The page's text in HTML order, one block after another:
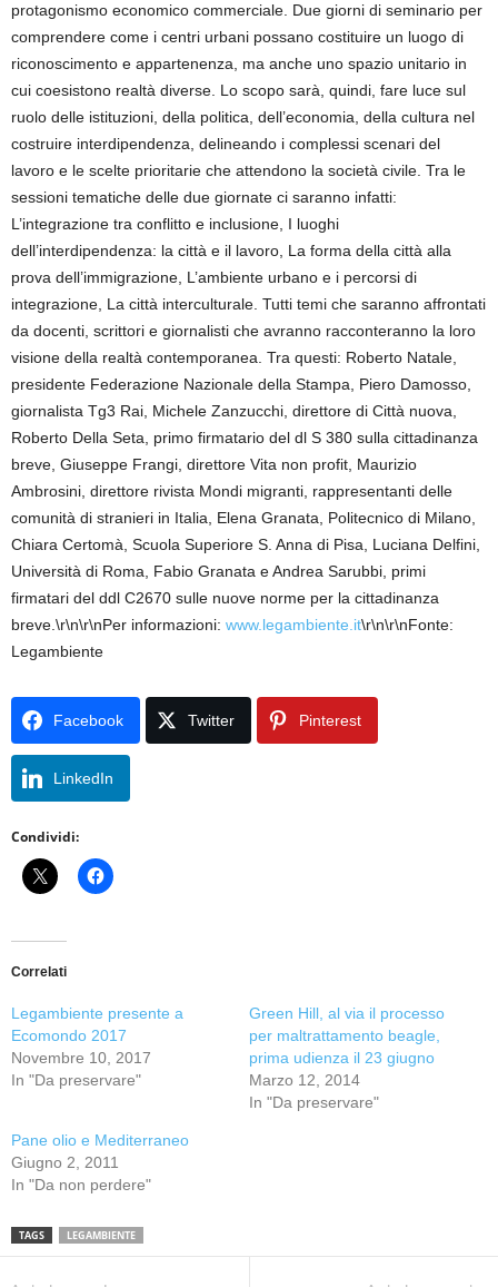
protagonismo economico commerciale. Due giorni di seminario per
comprendere come i centri urbani possano costituire un luogo di
riconoscimento e appartenenza, ma anche uno spazio unitario in
cui coesistono realtà diverse. Lo scopo sarà, quindi, fare luce sul
ruolo delle istituzioni, della politica, dell’economia, della cultura nel
costruire interdipendenza, delineando i complessi scenari del
lavoro e le scelte prioritarie che attendono la società civile. Tra le
sessioni tematiche delle due giornate ci saranno infatti:
L’integrazione tra conflitto e inclusione, I luoghi
dell’interdipendenza: la città e il lavoro, La forma della città alla
prova dell’immigrazione, L’ambiente urbano e i percorsi di
integrazione, La città interculturale. Tutti temi che saranno affrontati
da docenti, scrittori e giornalisti che avranno racconteranno la loro
visione della realtà contemporanea. Tra questi: Roberto Natale,
presidente Federazione Nazionale della Stampa, Piero Damosso,
giornalista Tg3 Rai, Michele Zanzucchi, direttore di Città nuova,
Roberto Della Seta, primo firmatario del dl S 380 sulla cittadinanza
breve, Giuseppe Frangi, direttore Vita non profit, Maurizio
Ambrosini, direttore rivista Mondi migranti, rappresentanti delle
comunità di stranieri in Italia, Elena Granata, Politecnico di Milano,
Chiara Certomà, Scuola Superiore S. Anna di Pisa, Luciana Delfini,
Università di Roma, Fabio Granata e Andrea Sarubbi, primi
firmatari del ddl C2670 sulle nuove norme per la cittadinanza
breve.\r\n\r\nPer informazioni: www.legambiente.it\r\n\r\nFonte:
Legambiente
Facebook Twitter Pinterest
LinkedIn
Condividi:
Correlati
Legambiente presente a
Ecomondo 2017
Novembre 10, 2017
In "Da preservare"
Green Hill, al via il processo
per maltrattamento beagle,
prima udienza il 23 giugno
Marzo 12, 2014
In "Da preservare"
Pane olio e Mediterraneo
Giugno 2, 2011
In "Da non perdere"
TAGS LEGAMBIENTE